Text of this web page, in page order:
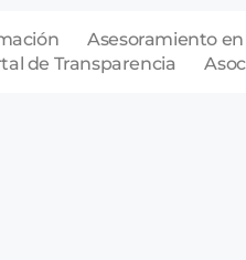
Asesoramiento en
de Transparencia